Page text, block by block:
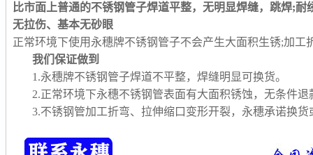
比市面上普通的不锈钢管子焊道平整，无明显焊缝，跳焊;耐
无拉伤、基本无砂眼
正常环境下使用永穗牌不锈钢管子不会产生大面积生锈;加
我们保证做到
1.永穗牌不锈钢管子焊道不平整，焊缝明显可换货。
2.正常环境下永穗不锈钢管表面有大面积锈蚀，无条件退
3.不锈钢管加工折弯、拉伸缩口变形开裂，永穗承诺换